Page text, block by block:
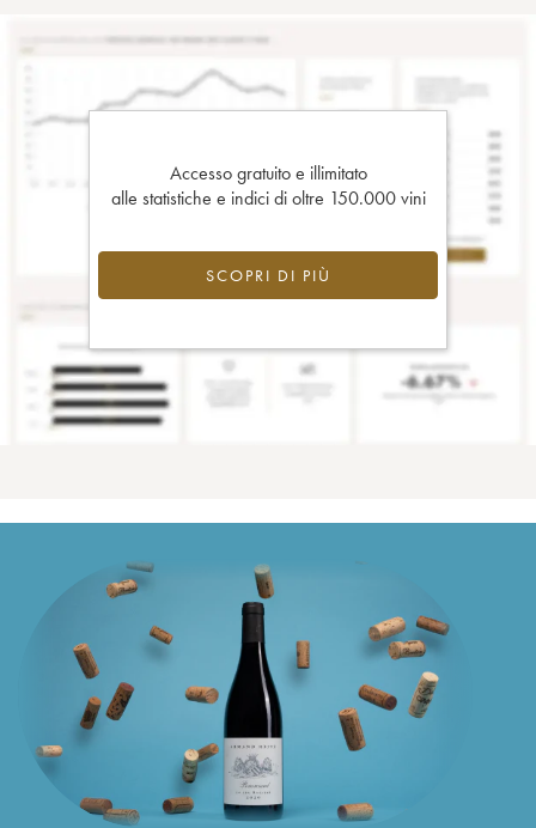
Accesso gratuito e illimitato
alle statistiche e indici di oltre 150.000 vini
SCOPRI DI PIÙ